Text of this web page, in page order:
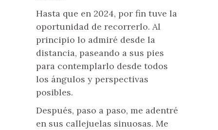
Hasta que en 2024, por fin tuve la
oportunidad de recorrerlo. Al
principio lo admiré desde la
distancia, paseando a sus pies
para contemplarlo desde todos
los ángulos y perspectivas
posibles.
Después, paso a paso, me adentré
en sus callejuelas sinuosas. Me